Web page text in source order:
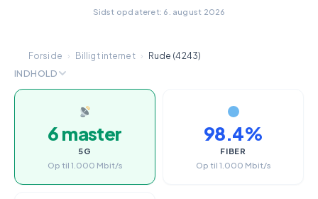
Sidst opdateret: 6. august 2026
Forside › Billigt internet › Rude (4243)
INDHOLD
6 master
5G
Op til 1.000 Mbit/s
98.4%
FIBER
Op til 1.000 Mbit/s